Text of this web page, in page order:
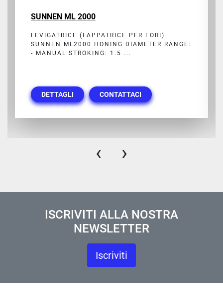
SUNNEN ML 2000
LEVIGATRICE (LAPPATRICE PER FORI)
SUNNEN ML2000 HONING DIAMETER RANGE:
- MANUAL STROKING: 1.5 ...
DETTAGLI CONTATTACI
‹ ›
ISCRIVITI ALLA NOSTRA
NEWSLETTER
Iscriviti